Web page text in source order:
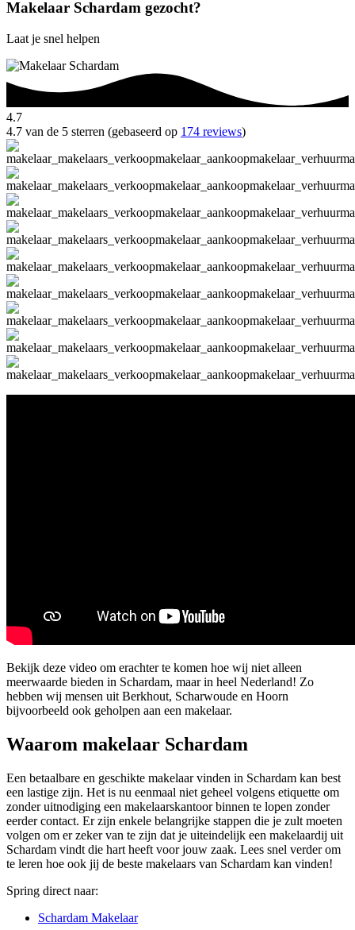
Makelaar Schardam gezocht?
Laat je snel helpen
4.7
4.7 van de 5 sterren (gebaseerd op 174 reviews)
Bekijk deze video om erachter te komen hoe wij niet alleen
meerwaarde bieden in Schardam, maar in heel Nederland! Zo
hebben wij mensen uit Berkhout, Scharwoude en Hoorn
bijvoorbeeld ook geholpen aan een makelaar.
Waarom makelaar Schardam
Een betaalbare en geschikte makelaar vinden in Schardam kan best
een lastige zijn. Het is nu eenmaal niet geheel volgens etiquette om
zonder uitnodiging een makelaarskantoor binnen te lopen zonder
eerder contact. Er zijn enkele belangrijke stappen die je zult moeten
volgen om er zeker van te zijn dat je uiteindelijk een makelaardij uit
Schardam vindt die hart heeft voor jouw zaak. Lees snel verder om
te leren hoe ook jij de beste makelaars van Schardam kan vinden!
Spring direct naar:
Schardam Makelaar